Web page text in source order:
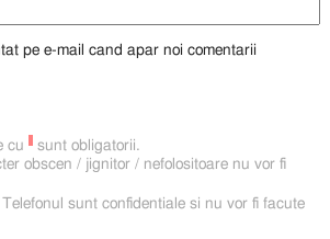
pe e-mail cand apar noi comentarii
cu
sunt obligatorii.
obscen / jignitor / nefolositoare nu vor fi
sunt confidentiale si nu vor fi facute